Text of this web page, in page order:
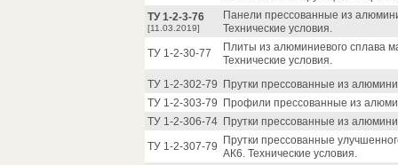
ТУ 1-2-3-76
[11.03.2019]
Панели прессованные из
Технические условия.
ТУ 1-2-30-77
Плиты из алюминиевого сплава
Технические условия.
ТУ 1-2-302-79
Прутки прессованные из
ТУ 1-2-303-79
Профили прессованные из
ТУ 1-2-306-74 Прутки прессованные из
ТУ 1-2-307-79
Прутки прессованные
АК6. Технические условия.